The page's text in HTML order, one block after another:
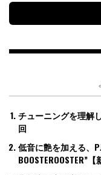
チューニングを理解
回
低音に艶を加える、
BOOSTEROOSTER”